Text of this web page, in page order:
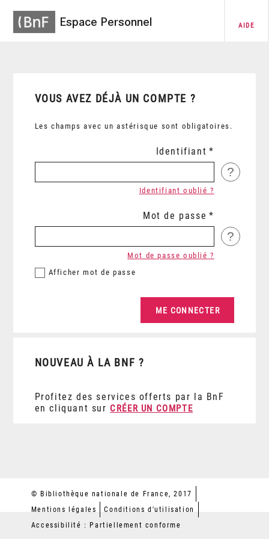
Espace Personnel AIDE
VOUS AVEZ DÉJÀ UN COMPTE ?
Les champs avec un astérisque sont obligatoires.
Identifiant
?
Identifiant oublié ?
Mot de passe
?
Afficher mot de passe
Mot de passe oublié ?
NOUVEAU À LA BNF ?
Profitez des services offerts par la BnF
en cliquant sur CRÉER UN COMPTE
© Bibliothèque nationale de France, 2017
Mentions légales
Conditions d'utilisation
Accessibilité : Partiellement conforme